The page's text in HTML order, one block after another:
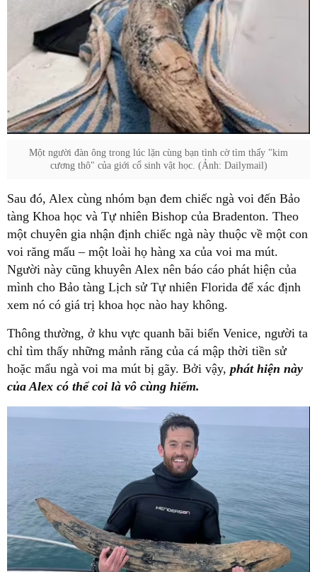
Một người đàn ông trong lúc lặn cùng bạn tình cờ tìm thấy "kim
cương thô" của giới cổ sinh vật học. (Ảnh: Dailymail)
Sau đó, Alex cùng nhóm bạn đem chiếc ngà voi đến Bảo
tàng Khoa học và Tự nhiên Bishop của Bradenton. Theo
một chuyên gia nhận định chiếc ngà này thuộc về một con
voi răng mấu – một loài họ hàng xa của voi ma mút.
Người này cũng khuyên Alex nên báo cáo phát hiện của
mình cho Bảo tàng Lịch sử Tự nhiên Florida để xác định
xem nó có giá trị khoa học nào hay không.
Thông thường, ở khu vực quanh bãi biển Venice, người ta
chỉ tìm thấy những mảnh răng của cá mập thời tiền sử
hoặc mẩu ngà voi ma mút bị gãy. Bởi vậy, phát hiện này
của Alex có thể coi là vô cùng hiếm.